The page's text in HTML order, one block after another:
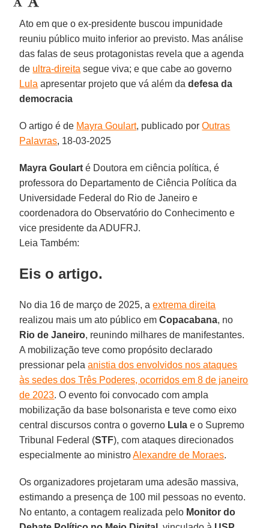
Ato em que o ex-presidente buscou impunidade
reuniu público muito inferior ao previsto. Mas análise
das falas de seus protagonistas revela que a agenda
de ultra-direita segue viva; e que cabe ao governo
Lula apresentar projeto que vá além dadefesa da
democracia
O artigo é de Mayra Goulart, publicado porOutras
Palavras, 18-03-2025
Mayra Goulart é Doutora em ciência política, é
professora do Departamento de Ciência Política da
Universidade Federal do Rio de Janeiro e
coordenadora do Observatório do Conhecimento e
vice presidente da ADUFRJ.
Leia Também:
Eis o artigo.
No dia 16 de março de 2025, aextrema direita
realizou mais um ato público emCopacabana, no
Rio de Janeiro, reunindo milhares de manifestantes.
A mobilização teve como propósito declarado
pressionar pelaanistia dos envolvidos nos ataques
às sedes dos Três Poderes, ocorridos em 8 de janeiro
de 2023. O evento foi convocado com ampla
mobilização da base bolsonarista e teve como eixo
central discursos contra o governo Lula e o Supremo
Tribunal Federal (STF), com ataques direcionados
especialmente ao ministroAlexandre de Moraes.
Os organizadores projetaram uma adesão massiva,
estimando a presença de 100 mil pessoas no evento.
No entanto, a contagem realizada pelo Monitor do